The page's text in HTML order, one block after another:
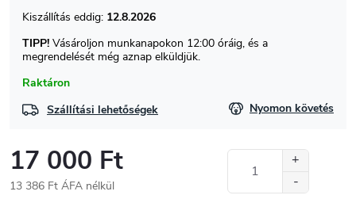
Raktáron
12.8.2026
TIPP! Vásároljon munkanapokon 12:00 óráig, és a
megrendelését még aznap elküldjük.
Szállítási lehetőségek Nyomon követés
17 000 Ft
13 386 Ft ÁFA nélkül